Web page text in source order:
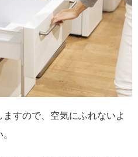
すので、空気にふれないよ